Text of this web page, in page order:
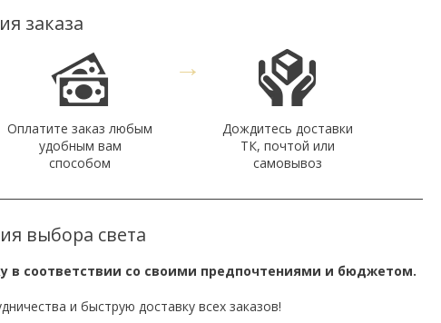
заказа
Оплатите заказ любым
удобным вам
способом
→
Дождитесь доставки
ТК, почтой или
самовывоз
выбора света
в соответствии со своими предпочтениями и бюджетом.
и быструю доставку всех заказов!